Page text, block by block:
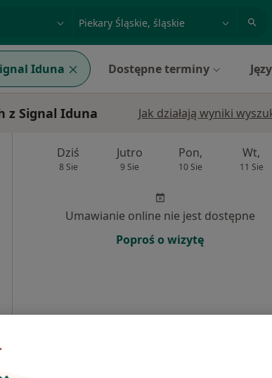
miasto lub dzielnica
Iduna Dostępne terminy
z Signal Iduna Jak działają wyniki
Dziś
8 Sie
Jutro
9 Sie
Pon,
10 Sie
Wt,
11 Sie
Umawianie online nie jest dostępne
Poproś o wizytę